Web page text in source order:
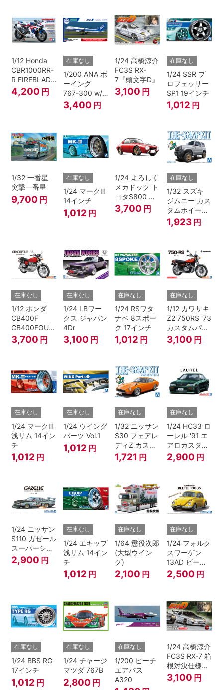
1/12 Honda
CBR1000RR-
R FIREBLADE
SP 30th
Anniversary
4,200 円
在庫なし
1/200 ANA ボ
ーイング
767-300 w/
ウイングレッ
ト “B767就航
3,400 円
1/24 高橋涼介
FC3S RX-
7『頭文字D』
3,100 円
在庫なし
1/24 SSR プ
ロフェッサー
SP1 19インチ
1,012 円
1/32 一番星
突撃一番星
9,700 円
在庫なし
1/24 マークⅢ
14インチ
1,012 円
1/24 よろしく
メカドック ト
ヨタS800 女
暴小町仕様
40周年記念パ
3,700 円
在庫なし
1/32 スズキ
ジムニー カス
タムホイール
(シルキーシル
バーメタリッ
1,923 円
在庫なし
1/12 ホンダ
CB400F
CB400FOUR
'74
3,700 円
在庫なし
1/24 LBワー
クス ジャパン
4Dr
3,100 円
在庫なし
1/24 RSワタ
ナベ 8スポー
ク 17インチ
1,012 円
在庫なし
1/12 カワサキ
Z2 750RS '73
カスタムパー
ツ付き
3,100 円
在庫なし
1/24 マークⅢ
浅リム 14イン
チ
1,012 円
在庫なし
1/24 ウイング
パーツ Vol.1
1,012 円
在庫なし
1/32 ニッサン
S30 フェアレ
ディZ カスタ
ムホイール(オ
レンジ)
1,721 円
在庫なし
1/24 HC33 ロ
ーレル '91 エ
アロカスタム
（ニッサン）
2,900 円
1/24 ニッサン
S110 ガゼール
スーパーシル
エット '81
2,900 円
在庫なし
1/24 エキップ
浅リム 14イン
チ
1,012 円
在庫なし
1/64 懲役次郎
(大型ウイン
グ)
2,100 円
在庫なし
1/24 フォルク
スワーゲン
13AD ビート
ル 1303S '73
2,500 円
在庫なし
1/24 BBS RG
17インチ
1,012 円
在庫なし
1/24 チャージ
マツダ 767B
2,800 円
在庫なし
1/200 ピーチ
エアバス
A320
1/24 高橋涼介
FC3S RX-7 箱
根対決仕様
『頭文字D』
3,100 円